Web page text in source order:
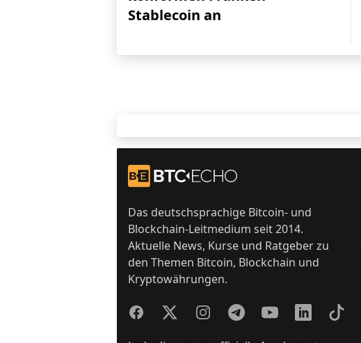
Stablecoin an
Zur Startseite
Das deutschsprachige Bitcoin- und
Blockchain-Leitmedium seit 2014.
Aktuelle News, Kurse und Ratgeber zu
den Themen Bitcoin, Blockchain und
Kryptowährungen.
FacebookTwitterInstagramTelegramYouTubeLinkedInTikTok